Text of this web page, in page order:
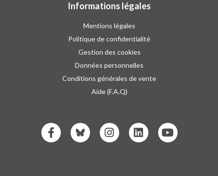
Informations légales
Mentions légales
Politique de confidentialité
Gestion des cookies
Données personnelles
Conditions générales de vente
Aide (F.A.Q)